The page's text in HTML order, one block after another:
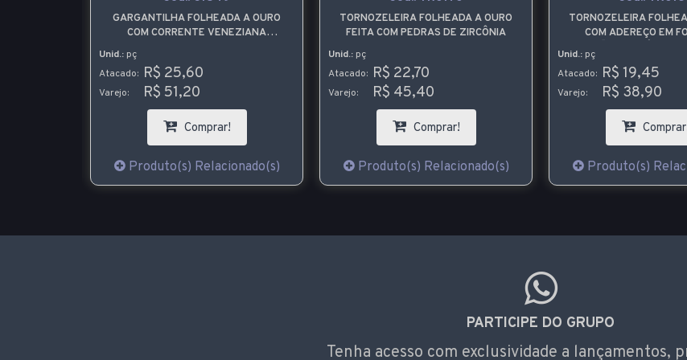
GARGANTILHA FOLHEADA A OURO
COM CORRENTE VENEZIANA
Unid.: pç
Atacado: R$ 25,60
Varejo: R$ 51,20
Comprar!
Produto(s) Relacionado(s)
TORNOZELEIRA FOLHEADA A OURO
FEITA COM PEDRAS DE ZIRCÔNIA
Unid.: pç
Atacado: R$ 22,70
Varejo: R$ 45,40
Comprar!
Produto(s) Relacionado(s)
TORNOZELEIRA
COM ADEREÇO EM
Unid.: pç
Atacado: R$ 19,45
Varejo: R$ 38,90
Produto(s)
PARTICIPE DO GRUPO
Tenha acesso com exclusividade a lançamentos,